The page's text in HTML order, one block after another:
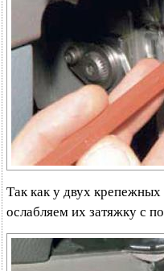
Так как у двух
ослабляем их затяжку с